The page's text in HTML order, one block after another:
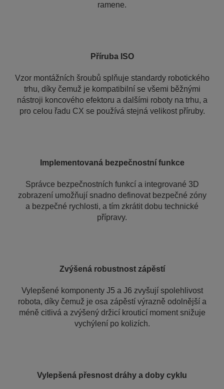
ramene.
Příruba ISO
Vzor montážních šroubů splňuje standardy robotického
trhu, díky čemuž je kompatibilní se všemi běžnými
nástroji koncového efektoru a dalšími roboty na trhu, a
pro celou řadu CX se používá stejná velikost příruby.
Implementovaná bezpečnostní funkce
Správce bezpečnostních funkcí a integrované 3D
zobrazení umožňují snadno definovat bezpečné zóny
a bezpečné rychlosti, a tím zkrátit dobu technické
přípravy.
Zvýšená robustnost zápěstí
Vylepšené komponenty J5 a J6 zvyšují spolehlivost
robota, díky čemuž je osa zápěstí výrazně odolnější a
méně citlivá a zvýšený držicí krouticí moment snižuje
vychýlení po kolizích.
Vylepšená přesnost dráhy a doby cyklu